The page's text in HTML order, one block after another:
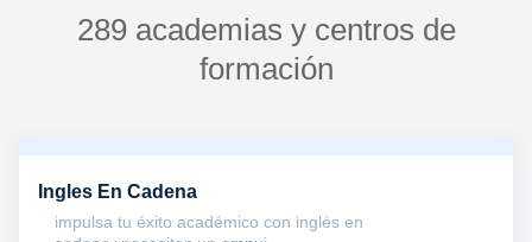
289 academias y centros de
formación
Ingles En Cadena
impulsa tu éxito académico con inglés en